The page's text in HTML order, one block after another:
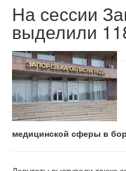
На сессии
выделили
медицинской сферы в